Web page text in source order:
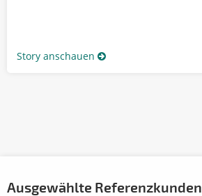
Story anschauen
Ausgewählte Referenzkunden